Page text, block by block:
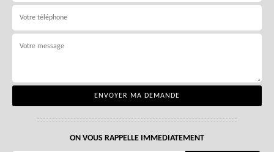
ON VOUS RAPPELLE IMMEDIATEMENT